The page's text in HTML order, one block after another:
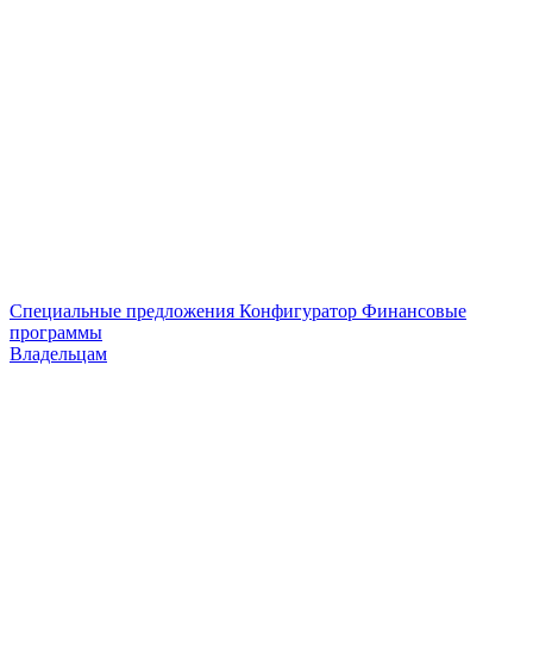
Специальные предложения Конфигуратор Финансовые
программы
Владельцам